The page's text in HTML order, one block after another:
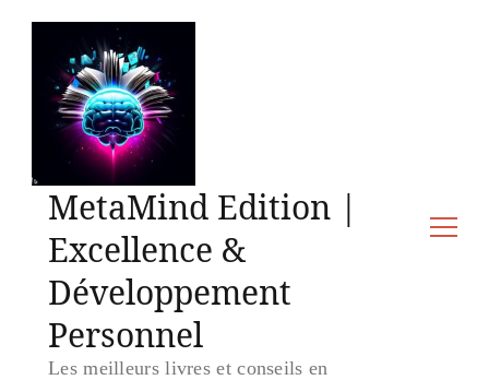
MetaMind Edition |
Excellence &
Développement
Personnel
Les meilleurs livres et conseils en